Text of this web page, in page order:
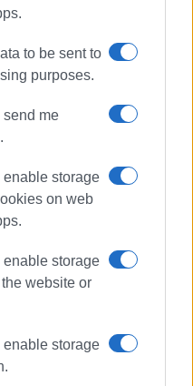
to be sent to
purposes.
send me
enable storage
on web
enable storage
website or
enable storage